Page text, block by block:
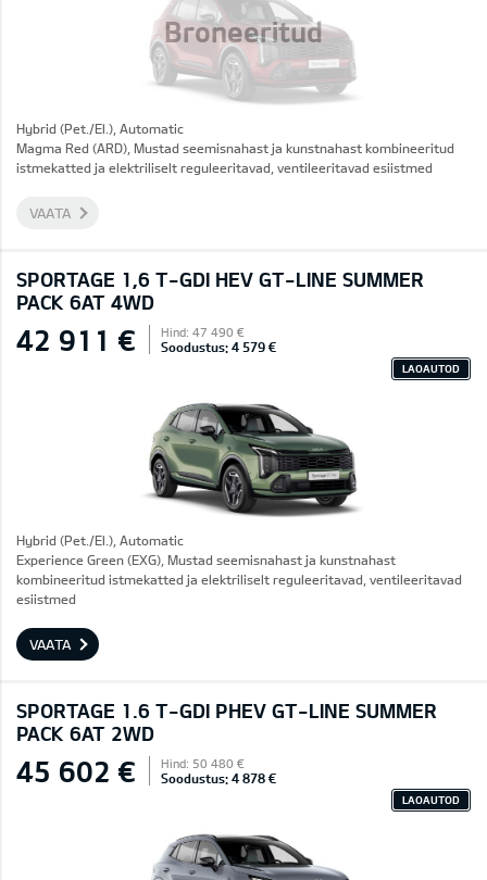
Broneeritud
Hybrid (Pet./El.), Automatic
Magma Red (ARD), Mustad seemisnahast ja kunstnahast kombineeritud
istmekatted ja elektriliselt reguleeritavad, ventileeritavad esiistmed
VAATA
SPORTAGE 1,6 T-GDI HEV GT-LINE SUMMER
PACK 6AT 4WD
42 911 € Hind: 47 490 €
Soodustus: 4 579 €
LAOAUTOD
Hybrid (Pet./El.), Automatic
Experience Green (EXG), Mustad seemisnahast ja kunstnahast
kombineeritud istmekatted ja elektriliselt reguleeritavad, ventileeritavad
esiistmed
VAATA
SPORTAGE 1.6 T-GDI PHEV GT-LINE SUMMER
PACK 6AT 2WD
45 602 € Hind: 50 480 €
Soodustus: 4 878 €
LAOAUTOD